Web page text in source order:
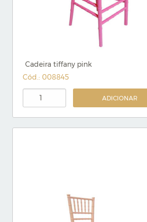
Cadeira tiffany pink
Cód.: 008845
ADICIONAR